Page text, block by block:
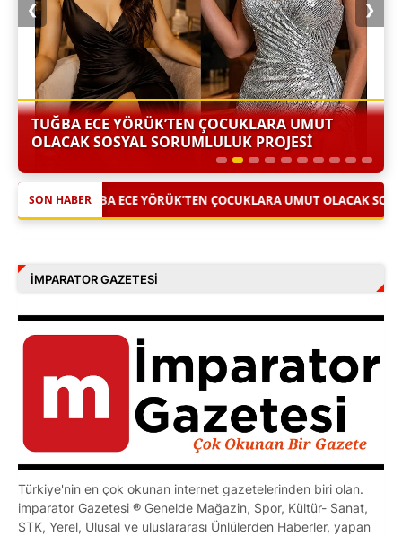
TUĞBA ECE YÖRÜK’TEN ÇOCUKLARA UMUT
OLACAK SOSYAL SORUMLULUK PROJESİ
❮ ❯
SON HABER
ÇOCUKLARA UMUT OLACAK SOSYAL SORUMLULUK PROJESİ |
İMPARATOR GAZETESI
Türkiye'nin en çok okunan internet gazetelerinden biri olan.
imparator Gazetesi ® Genelde Mağazin, Spor, Kültür- Sanat,
STK, Yerel, Ulusal ve uluslararası Ünlülerden Haberler, yapan